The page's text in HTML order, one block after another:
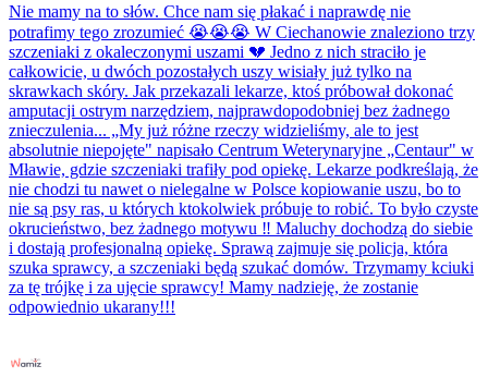
Nie mamy na to słów. Chce nam się płakać i naprawdę nie
potrafimy tego zrozumieć 😭😭😭 W Ciechanowie znaleziono trzy
szczeniaki z okaleczonymi uszami 💔 Jedno z nich straciło je
całkowicie, u dwóch pozostałych uszy wisiały już tylko na
skrawkach skóry. Jak przekazali lekarze, ktoś próbował dokonać
amputacji ostrym narzędziem, najprawdopodobniej bez żadnego
znieczulenia... „My już różne rzeczy widzieliśmy, ale to jest
absolutnie niepojęte" napisało Centrum Weterynaryjne „Centaur" w
Mławie, gdzie szczeniaki trafiły pod opiekę. Lekarze podkreślają, że
nie chodzi tu nawet o nielegalne w Polsce kopiowanie uszu, bo to
nie są psy ras, u których ktokolwiek próbuje to robić. To było czyste
okrucieństwo, bez żadnego motywu ‼️ Maluchy dochodzą do siebie
i dostają profesjonalną opiekę. Sprawą zajmuje się policja, która
szuka sprawcy, a szczeniaki będą szukać domów. Trzymamy kciuki
za tę trójkę i za ujęcie sprawcy! Mamy nadzieję, że zostanie
odpowiednio ukarany!!!